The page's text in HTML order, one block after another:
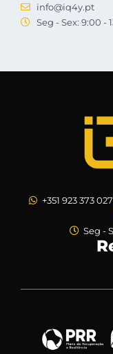
info@iq4y.pt
Seg - Sex: 9:00 -
+351 923 373
Seg -